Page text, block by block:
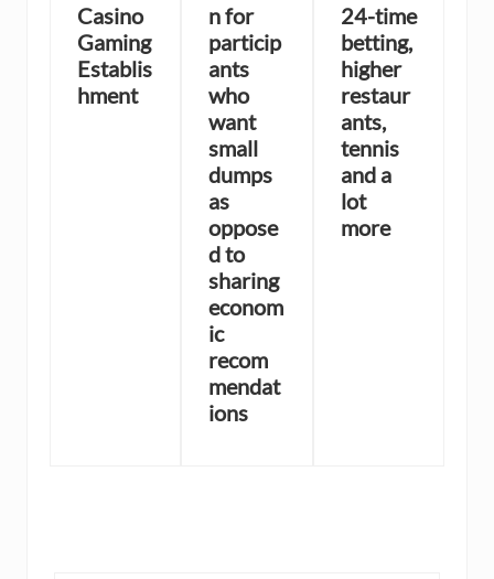
Casino
Gaming
Establis
hment
n for
particip
ants
who
want
small
dumps
as
oppose
d to
sharing
econom
ic
recom
mendat
ions
24-time
betting,
higher
restaur
ants,
tennis
and a
lot
more